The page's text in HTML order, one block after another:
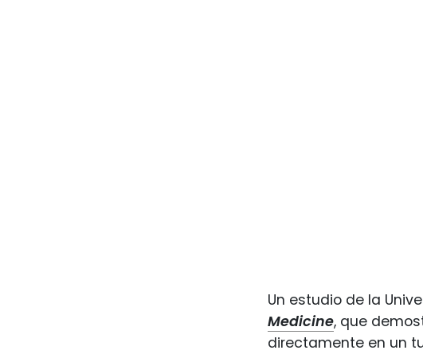
Un estudio de la
Medicine, que
directamente en un